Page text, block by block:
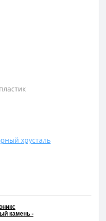
хрусталь
камень -